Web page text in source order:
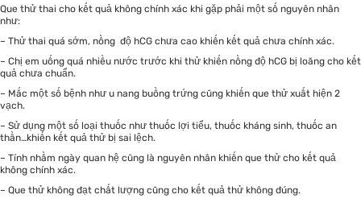
Que thử thai cho kết quả không chính xác khi gặp phải một số nguyên nhân
như:
– Thử thai quá sớm, nồng độ hCG chưa cao khiến kết quả chưa chính xác.
– Chị em uống quá nhiều nước trước khi thử khiến nồng độ hCG bị loãng cho kết
quả chưa chuẩn.
– Mắc một số bệnh như u nang buồng trứng cũng khiến que thử xuất hiện 2
vạch.
– Sử dụng một số loại thuốc như thuốc lợi tiểu, thuốc kháng sinh, thuốc an
thần…khiến kết quả thử bị sai lệch.
– Tính nhầm ngày quan hệ cũng là nguyên nhân khiến que thử cho kết quả
không chính xác.
– Que thử không đạt chất lượng cũng cho kết quả thử không đúng.